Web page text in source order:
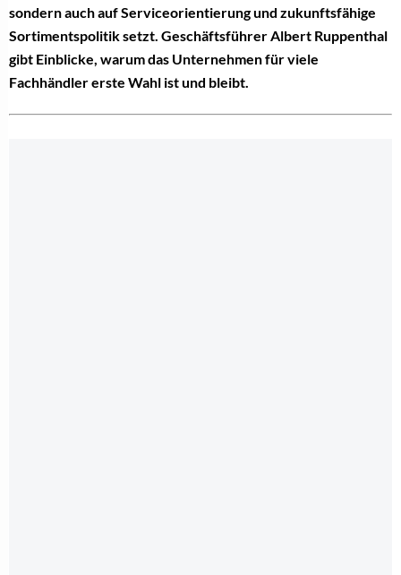
sondern auch auf Serviceorientierung und zukunftsfähige
Sortimentspolitik setzt. Geschäftsführer Albert Ruppenthal
gibt Einblicke, warum das Unternehmen für viele
Fachhändler erste Wahl ist und bleibt.